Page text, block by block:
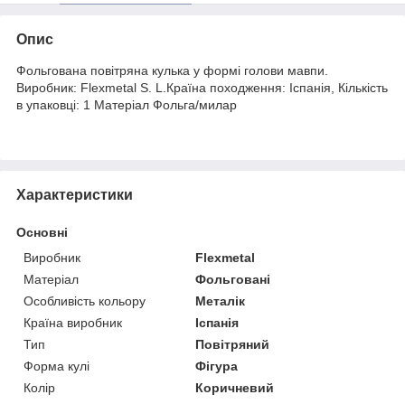
Опис
Фольгована повітряна кулька у формі голови мавпи.
Виробник: Flexmetal S. L.Країна походження: Іспанія, Кількість
в упаковці: 1 Матеріал Фольга/милар
Характеристики
Основні
Виробник
Flexmetal
Матеріал
Фольговані
Особливість кольору
Металік
Країна виробник
Іспанія
Тип
Повітряний
Форма кулі
Фігура
Колір
Коричневий